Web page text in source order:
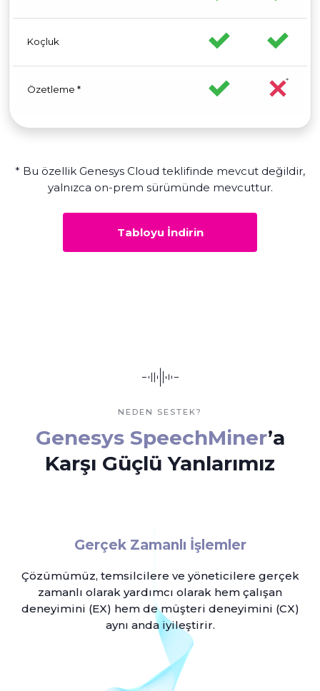
Koçluk
Özetleme *
* Bu özellik Genesys Cloud teklifinde mevcut değildir,
yalnızca on-prem sürümünde mevcuttur.
Tabloyu İndirin
NEDEN SESTEK?
Genesys SpeechMiner’a
Karşı Güçlü Yanlarımız
Gerçek Zamanlı İşlemler
Çözümümüz, temsilcilere ve yöneticilere gerçek
zamanlı olarak yardımcı olarak hem çalışan
deneyimini (EX) hem de müşteri deneyimini (CX)
aynı anda iyileştirir.